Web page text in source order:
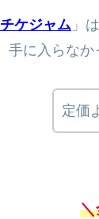
チケジャム 」
手に入らなか
定価
＼